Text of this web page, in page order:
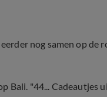
nog samen op de
Bali. "44... Cadeautjes